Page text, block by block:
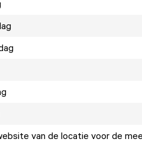
van de locatie voor de